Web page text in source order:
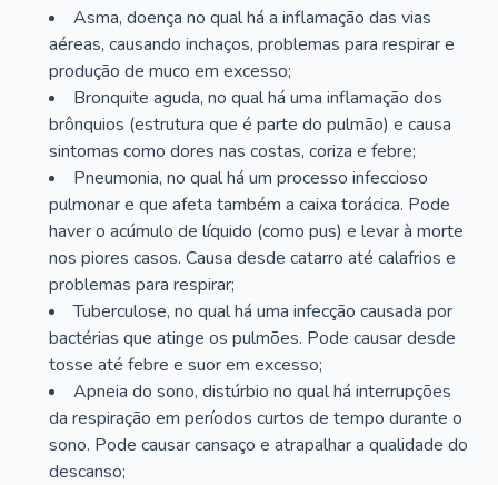
Asma, doença no qual há a inflamação das vias
aéreas, causando inchaços, problemas para respirar e
produção de muco em excesso;
Bronquite aguda, no qual há uma inflamação dos
brônquios (estrutura que é parte do pulmão) e causa
sintomas como dores nas costas, coriza e febre;
Pneumonia, no qual há um processo infeccioso
pulmonar e que afeta também a caixa torácica. Pode
haver o acúmulo de líquido (como pus) e levar à morte
nos piores casos. Causa desde catarro até calafrios e
problemas para respirar;
Tuberculose, no qual há uma infecção causada por
bactérias que atinge os pulmões. Pode causar desde
tosse até febre e suor em excesso;
Apneia do sono, distúrbio no qual há interrupções
da respiração em períodos curtos de tempo durante o
sono. Pode causar cansaço e atrapalhar a qualidade do
descanso;